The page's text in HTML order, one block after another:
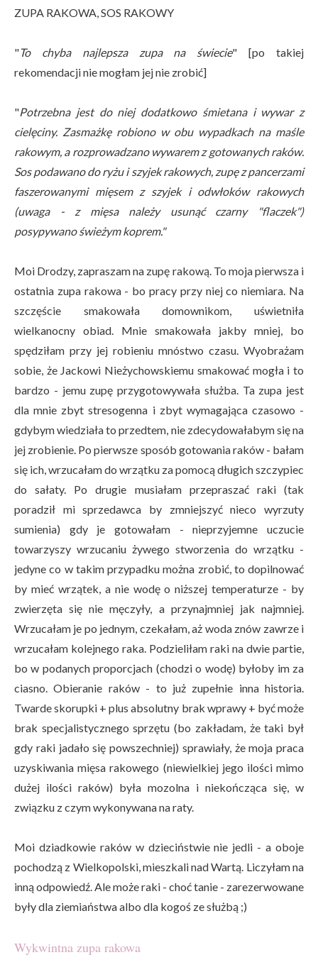
ZUPA RAKOWA, SOS RAKOWY
"To chyba najlepsza zupa na świecie" [po takiej
rekomendacji nie mogłam jej nie zrobić]
"Potrzebna jest do niej dodatkowo śmietana i wywar z
cielęciny. Zasmażkę robiono w obu wypadkach na maśle
rakowym, a rozprowadzano wywarem z gotowanych raków.
Sos podawano do ryżu i szyjek rakowych, zupę z pancerzami
faszerowanymi mięsem z szyjek i odwłoków rakowych
(uwaga - z mięsa należy usunąć czarny "flaczek")
posypywano świeżym koprem."
Moi Drodzy, zapraszam na zupę rakową. To moja pierwsza i
ostatnia zupa rakowa - bo pracy przy niej co niemiara. Na
szczęście smakowała domownikom, uświetniła
wielkanocny obiad. Mnie smakowała jakby mniej, bo
spędziłam przy jej robieniu mnóstwo czasu. Wyobrażam
sobie, że Jackowi Nieżychowskiemu smakować mogła i to
bardzo - jemu zupę przygotowywała służba. Ta zupa jest
dla mnie zbyt stresogenna i zbyt wymagająca czasowo -
gdybym wiedziała to przedtem, nie zdecydowałabym się na
jej zrobienie. Po pierwsze sposób gotowania raków - bałam
się ich, wrzucałam do wrzątku za pomocą długich szczypiec
do sałaty. Po drugie musiałam przepraszać raki (tak
poradził mi sprzedawca by zmniejszyć nieco wyrzuty
sumienia) gdy je gotowałam - nieprzyjemne uczucie
towarzyszy wrzucaniu żywego stworzenia do wrzątku -
jedyne co w takim przypadku można zrobić, to dopilnować
by mieć wrzątek, a nie wodę o niższej temperaturze - by
zwierzęta się nie męczyły, a przynajmniej jak najmniej.
Wrzucałam je po jednym, czekałam, aż woda znów zawrze i
wrzucałam kolejnego raka. Podzieliłam raki na dwie partie,
bo w podanych proporcjach (chodzi o wodę) byłoby im za
ciasno. Obieranie raków - to już zupełnie inna historia.
Twarde skorupki + plus absolutny brak wprawy + być może
brak specjalistycznego sprzętu (bo zakładam, że taki był
gdy raki jadało się powszechniej) sprawiały, że moja praca
uzyskiwania mięsa rakowego (niewielkiej jego ilości mimo
dużej ilości raków) była mozolna i niekończąca się, w
związku z czym wykonywana na raty.
Moi dziadkowie raków w dzieciństwie nie jedli - a oboje
pochodzą z Wielkopolski, mieszkali nad Wartą. Liczyłam na
inną odpowiedź. Ale może raki - choć tanie - zarezerwowane
były dla ziemiaństwa albo dla kogoś ze służbą ;)
Wykwintna zupa rakowa